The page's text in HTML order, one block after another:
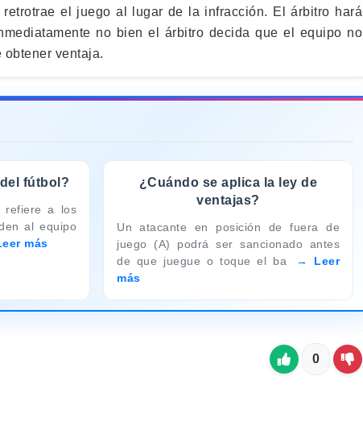
el juego al lugar de la infracción. El árbitro hará
no bien el árbitro decida que el equipo no
obtener ventaja.
fútbol?
refiere a los
al equipo
más
¿Cuándo se aplica la ley de
ventajas?
Un atacante en posición de fuera de
juego (A) podrá ser sancionado antes
de que juegue o toque el ba
Leer
más
0